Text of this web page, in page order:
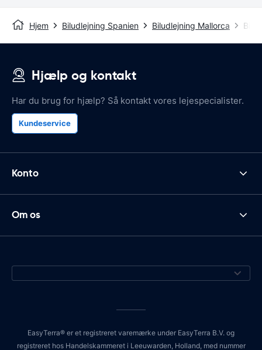
Hjem Biludlejning Spanien Biludlejning Mallorca
Hjælp og kontakt
Har du brug for hjælp? Så kontakt vores lejespecialister.
Kundeservice
Konto
Om os
EasyTerra® er et registreret varemærke under EasyTerra B.V. og
registreret hos Handelskammeret i Leeuwarden, Holland, med nummer